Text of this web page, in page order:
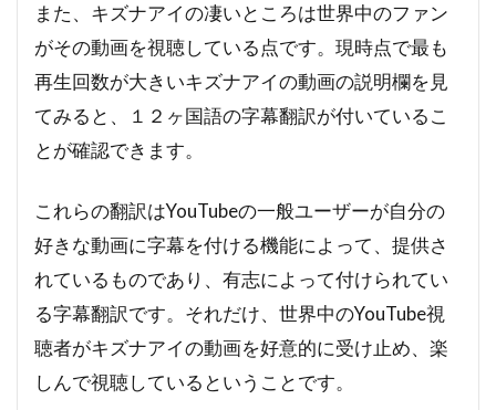
また、キズナアイの凄いところは世界中のファン
がその動画を視聴している点です。現時点で最も
再生回数が大きいキズナアイの動画の説明欄を見
てみると、１２ヶ国語の字幕翻訳が付いているこ
とが確認できます。
これらの翻訳はYouTubeの一般ユーザーが自分の
好きな動画に字幕を付ける機能によって、提供さ
れているものであり、有志によって付けられてい
る字幕翻訳です。それだけ、世界中のYouTube視
聴者がキズナアイの動画を好意的に受け止め、楽
しんで視聴しているということです。